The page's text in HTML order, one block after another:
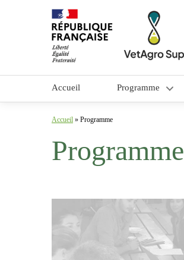
Accueil Programme
Accueil » Programme
Programme